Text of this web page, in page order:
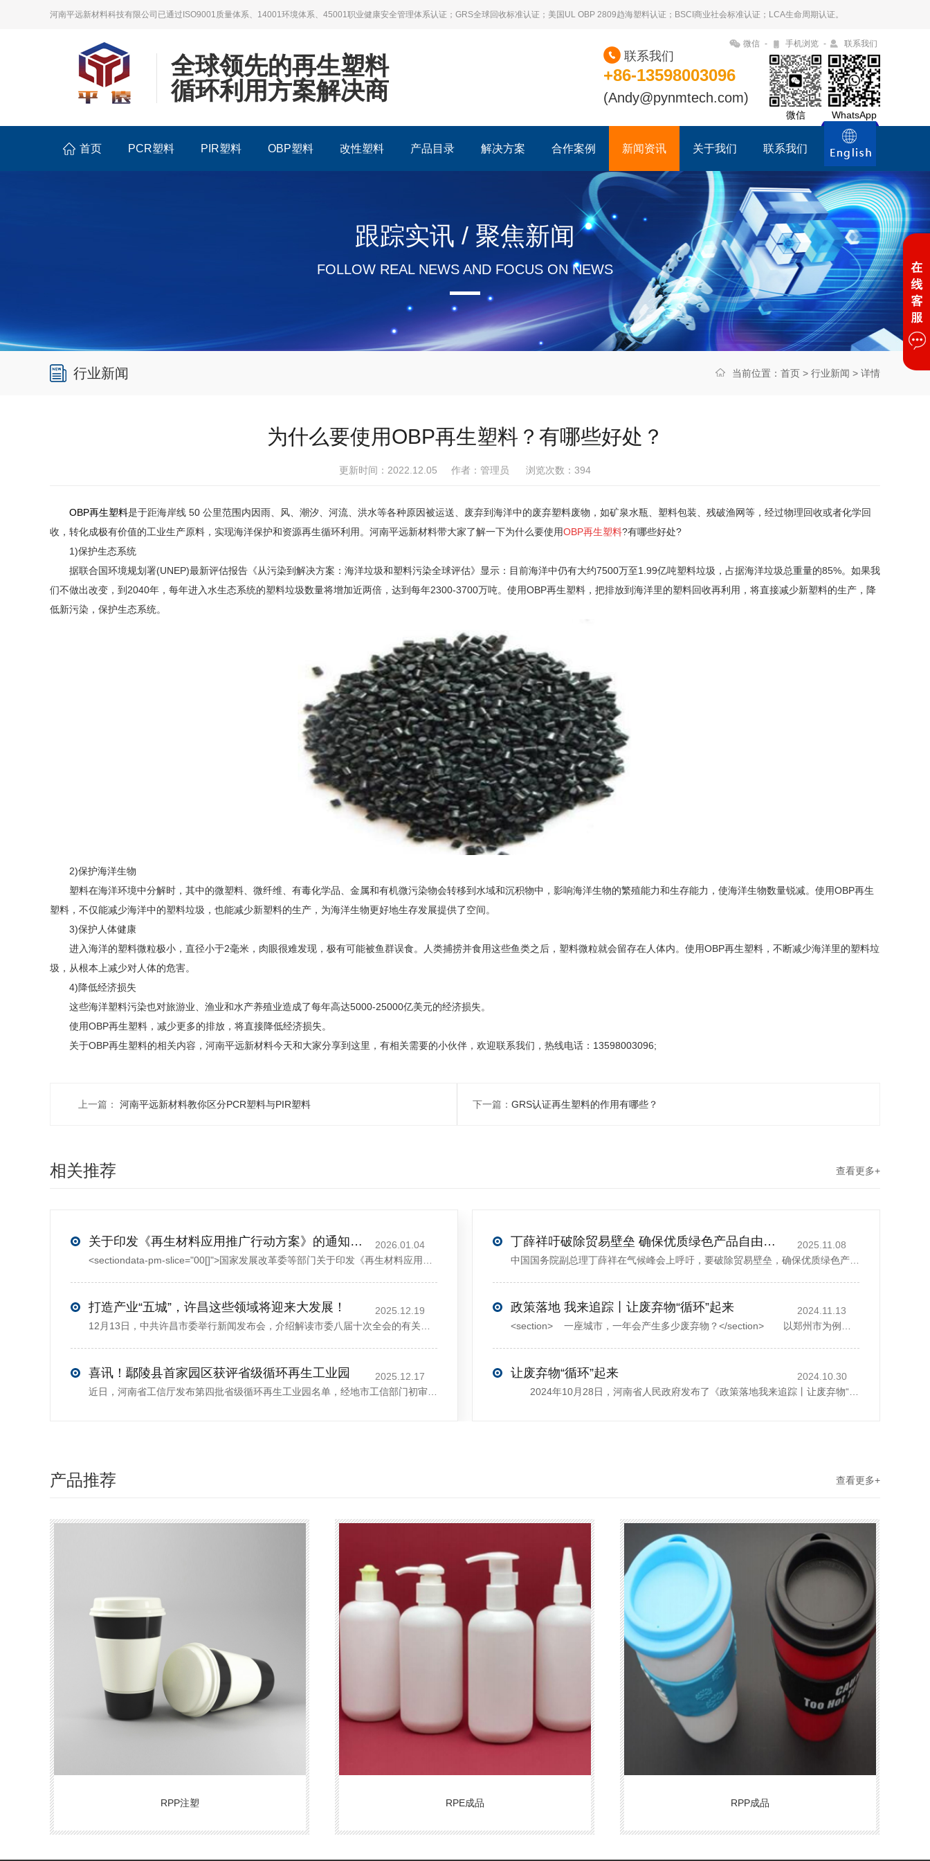
河南平远新材料科技有限公司已通过ISO9001质量体系、14001环境体系、45001职业健康安全管理体系认证；GRS全球回收标准认证；美国UL OBP 2809趋海塑料认证；BSCI商业社会标准认证；LCA生命周期认证。
微信 - 手机浏览 - 联系我们
全球领先的再生塑料
循环利用方案解决商
+86-13598003096
(Andy@pynmtech.com)
联系我们
微信 WhatsApp
首页 PCR塑料 PIR塑料 OBP塑料 改性塑料 产品目录 解决方案 合作案例 新闻资讯 关于我们 联系我们
跟踪实讯 / 聚焦新闻
FOLLOW REAL NEWS AND FOCUS ON NEWS
行业新闻 当前位置： 首页 > 行业新闻 > 详情
为什么要使用OBP再生塑料？有哪些好处？
更新时间：2022.12.05 作者：管理员 浏览次数： 394
OBP再生塑料是于距海岸线 50 公里范围内因雨、风、潮汐、河流、洪水等各种原因被运送、废弃到海洋中的废弃塑料废物，如矿泉水瓶、塑料包装、残破渔网等，经过物理回收或者化学回
收，转化成极有价值的工业生产原料，实现海洋保护和资源再生循环利用。河南平远新材料带大家了解一下为什么要使用OBP再生塑料?有哪些好处?
1)保护生态系统
据联合国环境规划署(UNEP)最新评估报告《从污染到解决方案：海洋垃圾和塑料污染全球评估》显示：目前海洋中仍有大约7500万至1.99亿吨塑料垃圾，占据海洋垃圾总重量的85%。如果我
们不做出改变，到2040年，每年进入水生态系统的塑料垃圾数量将增加近两倍，达到每年2300-3700万吨。使用OBP再生塑料，把排放到海洋里的塑料回收再利用，将直接减少新塑料的生产，降
低新污染，保护生态系统。
2)保护海洋生物
塑料在海洋环境中分解时，其中的微塑料、微纤维、有毒化学品、金属和有机微污染物会转移到水域和沉积物中，影响海洋生物的繁殖能力和生存能力，使海洋生物数量锐减。使用OBP再生
塑料，不仅能减少海洋中的塑料垃圾，也能减少新塑料的生产，为海洋生物更好地生存发展提供了空间。
3)保护人体健康
进入海洋的塑料微粒极小，直径小于2毫米，肉眼很难发现，极有可能被鱼群误食。人类捕捞并食用这些鱼类之后，塑料微粒就会留存在人体内。使用OBP再生塑料，不断减少海洋里的塑料垃
圾，从根本上减少对人体的危害。
4)降低经济损失
这些海洋塑料污染也对旅游业、渔业和水产养殖业造成了每年高达5000-25000亿美元的经济损失。
使用OBP再生塑料，减少更多的排放，将直接降低经济损失。
关于OBP再生塑料的相关内容，河南平远新材料今天和大家分享到这里，有相关需要的小伙伴，欢迎联系我们，热线电话：13598003096;
上一篇： 河南平远新材料教你区分PCR塑料与PIR塑料 下一篇：GRS认证再生塑料的作用有哪些？
相关推荐 查看更多+
关于印发《再生材料应用推广行动方案》的通知(发改环资〔2025〕1681号)
2026.01.04
打造产业“五城”，许昌这些领域将迎来大发展！
2025.12.19
喜讯！鄢陵县首家园区获评省级循环再生工业园
2025.12.17
丁薛祥吁破除贸易壁垒 确保优质绿色产品自由流通
2025.11.08
政策落地 我来追踪丨让废弃物“循环”起来
2024.11.13
让废弃物“循环”起来
2024.10.30
产品推荐 查看更多+
RPP注塑 RPE成品 RPP成品